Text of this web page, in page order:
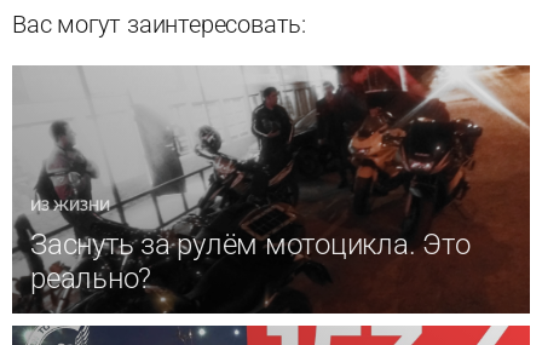
Вас могут заинтересовать:
ИЗ ЖИЗНИ
Заснуть за рулём мотоцикла. Это
реально?